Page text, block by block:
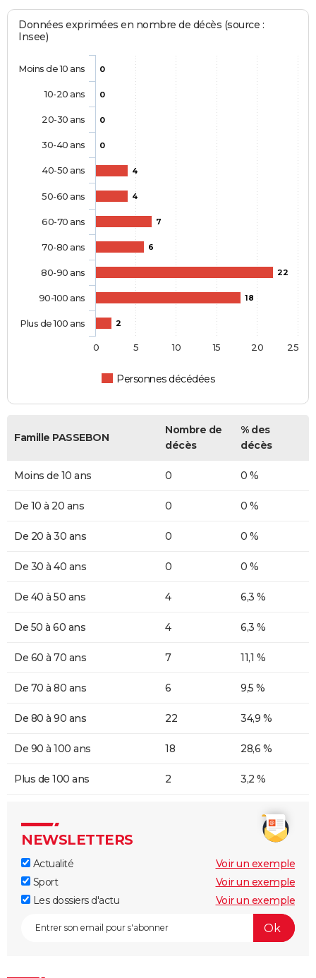
Données exprimées en nombre de décès (source :
Insee)
0
0
0
0
4
4
7
6
22
18
2
Personnes décédées
Moins de 10 ans
10-20 ans
20-30 ans
30-40 ans
40-50 ans
50-60 ans
60-70 ans
70-80 ans
80-90 ans
90-100 ans
Plus de 100 ans
0 5 10 15 20 25
Famille PASSEBON
Nombre de
décès
% des
décès
Moins de 10 ans 0 0 %
De 10 à 20 ans 0 0 %
De 20 à 30 ans 0 0 %
De 30 à 40 ans 0 0 %
De 40 à 50 ans 4 6,3 %
De 50 à 60 ans 4 6,3 %
De 60 à 70 ans 7 11,1 %
De 70 à 80 ans 6 9,5 %
De 80 à 90 ans 22 34,9 %
De 90 à 100 ans 18 28,6 %
Plus de 100 ans 2 3,2 %
NEWSLETTERS
Actualité
Voir un exemple
Sport
Voir un exemple
Les dossiers d'actu
Voir un exemple